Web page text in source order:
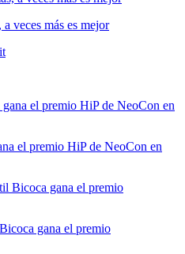
veces más es mejor
el premio HiP de NeoCon en
gana el premio